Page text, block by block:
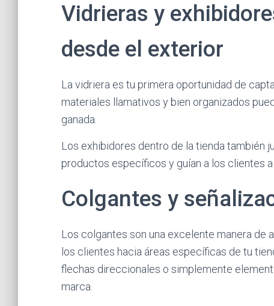
Vidrieras y
desde el exterior
La vidriera es tu primera oportunidad de
materiales llamativos y bien organizados
ganada.
Los exhibidores dentro de la tienda también
productos específicos y guían a los clientes
Colgantes y
Los colgantes son una excelente manera de
los clientes hacia áreas específicas de tu
flechas direccionales o simplemente
marca.